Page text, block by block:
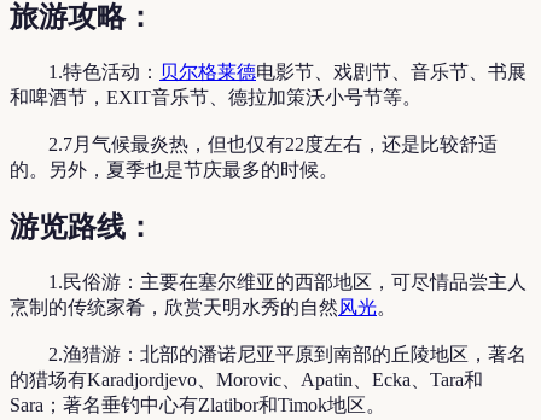
旅游攻略：
1.特色活动： 贝尔格莱德电影节、戏剧节、音乐节、书展
和啤酒节，EXIT音乐节、德拉加策沃小号节等。
2.7月气候最炎热，但也仅有22度左右，还是比较舒适
的。另外，夏季也是节庆最多的时候。
游览路线：
1.民俗游：主要在塞尔维亚的西部地区，可尽情品尝主人
烹制的传统家肴，欣赏天明水秀的自然风光。
2.渔猎游：北部的潘诺尼亚平原到南部的丘陵地区，著名
的猎场有Karadjordjevo、Morovic、Apatin、Ecka、Tara和
Sara；著名垂钓中心有Zlatibor和Timok地区。